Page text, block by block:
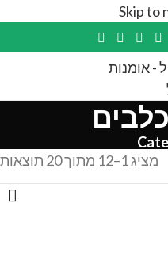
Skip to
מציג 1–12 מתוך 20 תוצאות